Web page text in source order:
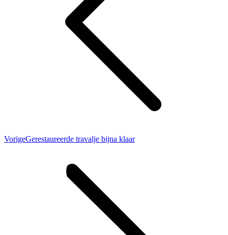
VorigeVorig
Gerestaureerde travalje bijna klaar